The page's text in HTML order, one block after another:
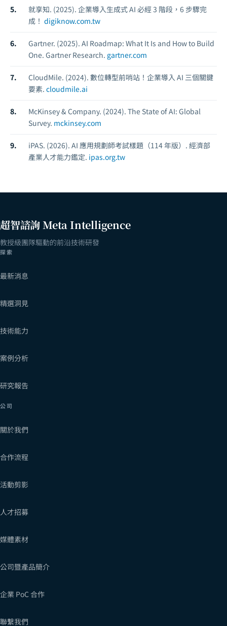
就享知. (2025). 企業導入生成式 AI 必經 3 階段，6 步驟完
成！ digiknow.com.tw
Gartner. (2025). AI Roadmap: What It Is and How to Build
One. Gartner Research. gartner.com
CloudMile. (2024). 數位轉型前哨站！企業導入 AI 三個關鍵
要素. cloudmile.ai
McKinsey & Company. (2024). The State of AI: Global
Survey. mckinsey.com
iPAS. (2026). AI 應用規劃師考試樣題（114 年版）. 經濟部
產業人才能力鑑定. ipas.org.tw
超智諮詢 Meta Intelligence
教授級團隊驅動的前沿技術研發
探索
最新消息
精選洞見
技術能力
案例分析
研究報告
公司
關於我們
合作流程
活動剪影
人才招募
媒體素材
公司暨產品簡介
企業 PoC 合作
聯繫我們